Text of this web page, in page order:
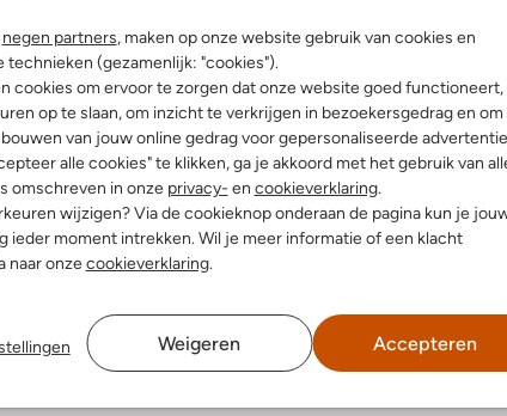
negen partners, maken op onze website gebruik van cookies en
technieken (gezamenlijk: "cookies").
cookies om ervoor te zorgen dat onze website goed functioneert,
op te slaan, om inzicht te verkrijgen in bezoekersgedrag en om
van jouw online gedrag voor gepersonaliseerde
alle cookies" te klikken, ga je akkoord met het gebruik van
omschreven in onze privacy- en cookieverklaring.
wijzigen? Via de cookieknop onderaan de pagina kun je
ieder moment intrekken. Wil je meer informatie of een klacht
naar onzecookieverklaring.
Weigeren Accepteren
Laatste item
Red-Rag
Lage sneakers
€ 124,95 € 49,99